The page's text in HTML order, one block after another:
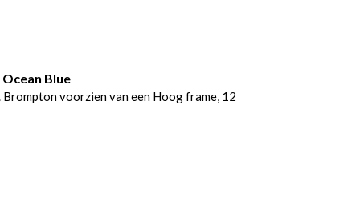
Blue
voorzien van een Hoog frame, 12